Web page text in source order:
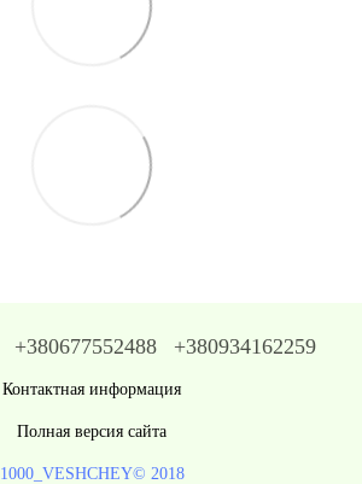
+380677552488 +380934162259
Контактная информация
Полная версия сайта
1000_VESHCHEY© 2018